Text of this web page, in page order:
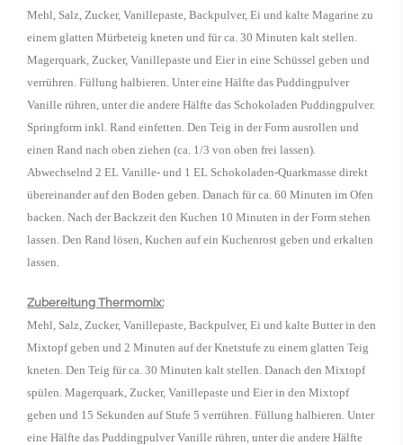
Mehl, Salz, Zucker, Vanillepaste, Backpulver, Ei und kalte Magarine zu
einem glatten Mürbeteig kneten und für ca. 30 Minuten kalt stellen.
Magerquark, Zucker, Vanillepaste und Eier in eine Schüssel geben und
verrühren. Füllung halbieren. Unter eine Hälfte das Puddingpulver
Vanille rühren, unter die andere Hälfte das Schokoladen Puddingpulver.
Springform inkl. Rand einfetten. Den Teig in der Form ausrollen und
einen Rand nach oben ziehen (ca. 1/3 von oben frei lassen).
Abwechselnd 2 EL Vanille- und 1 EL Schokoladen-Quarkmasse direkt
übereinander auf den Boden geben. Danach für ca. 60 Minuten im Ofen
backen. Nach der Backzeit den Kuchen 10 Minuten in der Form stehen
lassen. Den Rand lösen, Kuchen auf ein Kuchenrost geben und erkalten
lassen.
Zubereitung Thermomix:
Mehl, Salz, Zucker, Vanillepaste, Backpulver, Ei und kalte Butter in den
Mixtopf geben und 2 Minuten auf der Knetstufe zu einem glatten Teig
kneten. Den Teig für ca. 30 Minuten kalt stellen. Danach den Mixtopf
spülen. Magerquark, Zucker, Vanillepaste und Eier in den Mixtopf
geben und 15 Sekunden auf Stufe 5 verrühren. Füllung halbieren. Unter
eine Hälfte das Puddingpulver Vanille rühren, unter die andere Hälfte